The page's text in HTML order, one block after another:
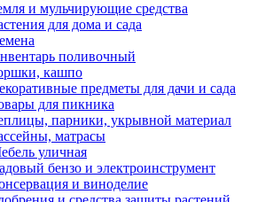
и мульчирующие средства
для дома и сада
поливочный
кашпо
предметы для дачи и сада
для пикника
парники, укрывной материал
матрасы
уличная
бензо и электроинструмент
и виноделие